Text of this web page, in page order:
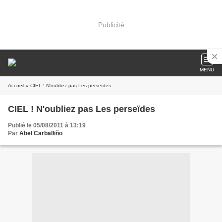
Publicité
MENU
Accueil » CIEL ! N'oubliez pas Les perseïdes
CIEL ! N'oubliez pas Les perseïdes
Publié le 05/08/2011 à 13:19
Par Abel Carballiño